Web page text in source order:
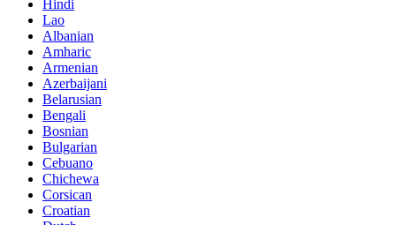
Hindi
Lao
Albanian
Amharic
Armenian
Azerbaijani
Belarusian
Bengali
Bosnian
Bulgarian
Cebuano
Chichewa
Corsican
Croatian